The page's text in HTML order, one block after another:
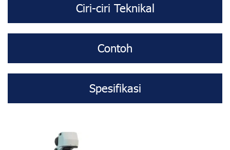
Ciri-ciri Teknikal
Contoh
Spesifikasi